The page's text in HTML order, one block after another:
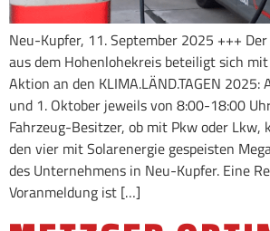
Neu-Kupfer, 11. September 2025 +++
aus dem Hohenlohekreis beteiligt sich
Aktion an den KLIMA.LÄND.TAGEN 2025:
und 1. Oktober jeweils von 8:00-18:00
Fahrzeug-Besitzer, ob mit Pkw oder Lkw,
den vier mit Solarenergie gespeisten
des Unternehmens in Neu-Kupfer. Eine
Voranmeldung ist […]